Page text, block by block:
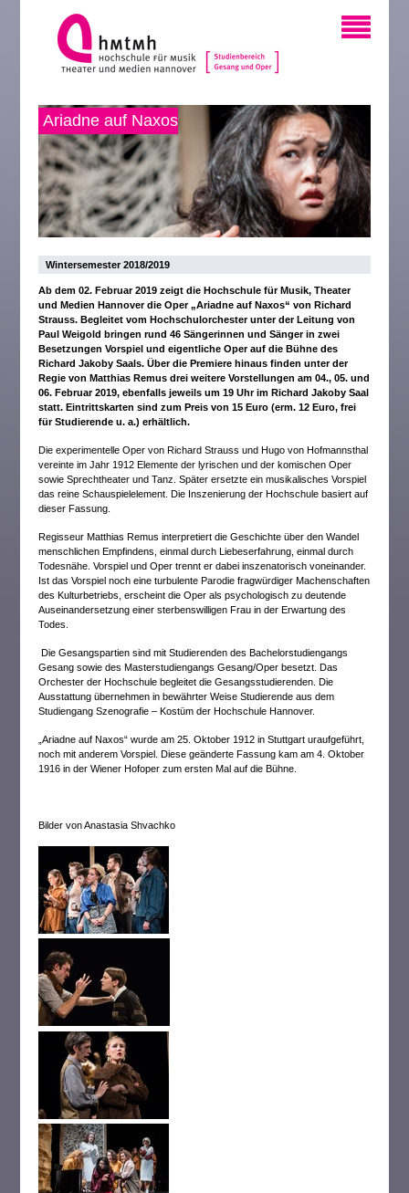
Ariadne auf Naxos
Wintersemester 2018/2019
Ab dem 02. Februar 2019 zeigt die Hochschule für Musik, Theater
und Medien Hannover die Oper „Ariadne auf Naxos“ von Richard
Strauss. Begleitet vom Hochschulorchester unter der Leitung von
Paul Weigold bringen rund 46 Sängerinnen und Sänger in zwei
Besetzungen Vorspiel und eigentliche Oper auf die Bühne des
Richard Jakoby Saals. Über die Premiere hinaus finden unter der
Regie von Matthias Remus drei weitere Vorstellungen am 04., 05. und
06. Februar 2019, ebenfalls jeweils um 19 Uhr im Richard Jakoby Saal
statt. Eintrittskarten sind zum Preis von 15 Euro (erm. 12 Euro, frei
für Studierende u. a.) erhältlich.
Die experimentelle Oper von Richard Strauss und Hugo von Hofmannsthal
vereinte im Jahr 1912 Elemente der lyrischen und der komischen Oper
sowie Sprechtheater und Tanz. Später ersetzte ein musikalisches Vorspiel
das reine Schauspielelement. Die Inszenierung der Hochschule basiert auf
dieser Fassung.
Regisseur Matthias Remus interpretiert die Geschichte über den Wandel
menschlichen Empfindens, einmal durch Liebeserfahrung, einmal durch
Todesnähe. Vorspiel und Oper trennt er dabei inszenatorisch voneinander.
Ist das Vorspiel noch eine turbulente Parodie fragwürdiger Machenschaften
des Kulturbetriebs, erscheint die Oper als psychologisch zu deutende
Auseinandersetzung einer sterbenswilligen Frau in der Erwartung des
Todes.
Die Gesangspartien sind mit Studierenden des Bachelorstudiengangs
Gesang sowie des Masterstudiengangs Gesang/Oper besetzt. Das
Orchester der Hochschule begleitet die Gesangsstudierenden. Die
Ausstattung übernehmen in bewährter Weise Studierende aus dem
Studiengang Szenografie – Kostüm der Hochschule Hannover.
„Ariadne auf Naxos“ wurde am 25. Oktober 1912 in Stuttgart uraufgeführt,
noch mit anderem Vorspiel. Diese geänderte Fassung kam am 4. Oktober
1916 in der Wiener Hofoper zum ersten Mal auf die Bühne.
Bilder von Anastasia Shvachko